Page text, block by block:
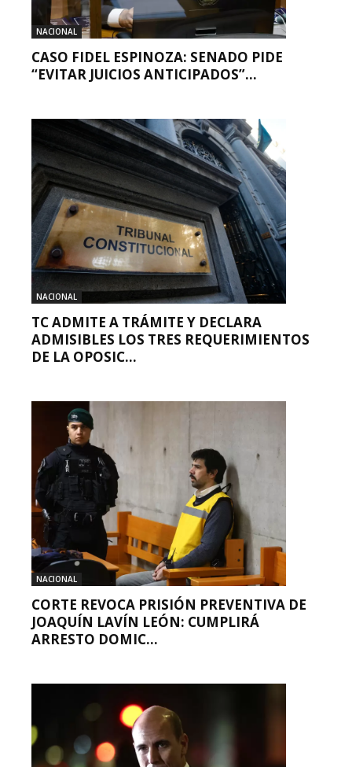
NACIONAL
CASO FIDEL ESPINOZA: SENADO PIDE
“EVITAR JUICIOS ANTICIPADOS”...
NACIONAL
TC ADMITE A TRÁMITE Y DECLARA
ADMISIBLES LOS TRES REQUERIMIENTOS
DE LA OPOSIC...
NACIONAL
CORTE REVOCA PRISIÓN PREVENTIVA DE
JOAQUÍN LAVÍN LEÓN: CUMPLIRÁ
ARRESTO DOMIC...